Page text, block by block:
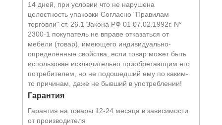
14 дней, при условии что не нарушена
целостность упаковки Согласно "Правилам
торговли" ст. 26.1 Закона РФ 01 07.02.1992г. N°
2300-1 покупатель не вправе отказаться от
мебели (товар), имеющего индивидуально-
определённые свойства, если товар может быть
использован исключительно приобретающим его
потребителем, но не подошедший eмy по каким-
то причинам, даже не бывший в употреблении!
Гарантия
Гарантия на товары 12-24 месяца в зависимости
от производителя